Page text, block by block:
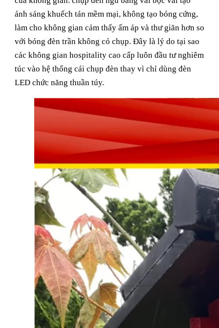
ánh sáng khuếch tán mềm mại, không tạo bóng cứng,
làm cho không gian cảm thấy ấm áp và thư giãn hơn so
với bóng đèn trần không có chụp. Đây là lý do tại sao
các không gian hospitality cao cấp luôn đầu tư nghiêm
túc vào hệ thống cái chụp đèn thay vì chỉ dùng đèn
LED chức năng thuần túy.